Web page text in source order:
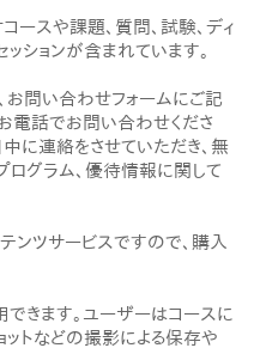
ースや課題、質問、試験、ディ
ッションが含まれています。
お問い合わせフォームにご記
電話でお問い合わせくださ
に連絡をさせていただき、無
ログラム、優待情報に関して
ンツサービスですので、購入
きます。ユーザーはコースに
ットなどの撮影による保存や